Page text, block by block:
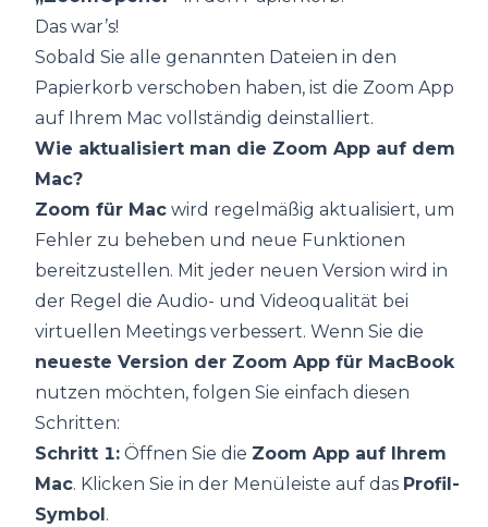
Das war’s!
Sobald Sie alle genannten Dateien in den
Papierkorb verschoben haben, ist die Zoom App
auf Ihrem Mac vollständig deinstalliert.
Wie aktualisiert man die Zoom App auf dem
Mac?
Zoom für Mac wird regelmäßig aktualisiert, um
Fehler zu beheben und neue Funktionen
bereitzustellen. Mit jeder neuen Version wird in
der Regel die Audio- und Videoqualität bei
virtuellen Meetings verbessert. Wenn Sie die
neueste Version der Zoom App für MacBook
nutzen möchten, folgen Sie einfach diesen
Schritten:
Schritt 1: Öffnen Sie die Zoom App auf Ihrem
Mac. Klicken Sie in der Menüleiste auf das Profil-
Symbol .